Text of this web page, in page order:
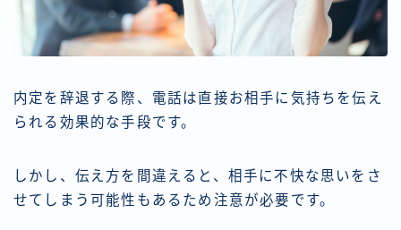
内定を辞退する際、電話は直接お相手に気持ちを伝え
られる効果的な手段です。
しかし、伝え方を間違えると、相手に不快な思いをさ
せてしまう可能性もあるため注意が必要です。